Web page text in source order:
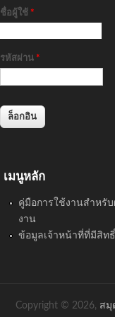
ชื่อผู้ใช้ *
รหัสผ่าน *
เมนูหลัก
คู่มือการใช้งานสำหรั
งาน
ข้อมูลเจ้าหน้าที่ที่มีสิท
Copyright © 2026, สมุ